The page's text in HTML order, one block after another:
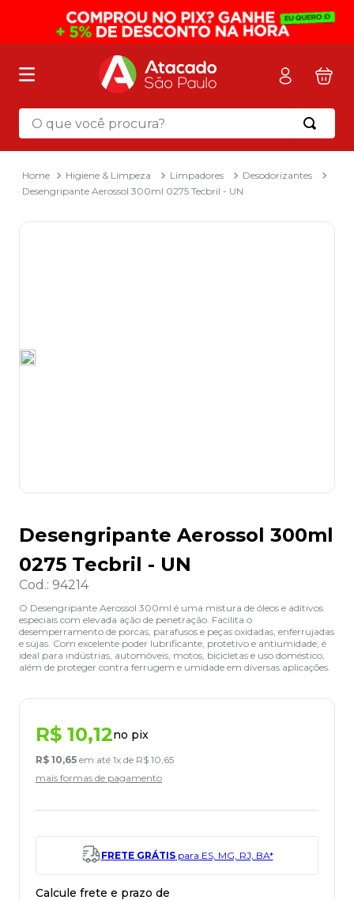
O que você procura?
Higiene & Limpeza Limpadores
Desodorizantes
Desengripante Aerossol 300ml 0275 Tecbril - UN
Desengripante Aerossol 300ml
0275 Tecbril - UN
Cod.: 94214
O Desengripante Aerossol 300ml é uma mistura de óleos e aditivos
especiais com elevada ação de penetração. Facilita o
desemperramento de porcas, parafusos e peças oxidadas, enferrujadas
e sujas. Com excelente poder lubrificante, protetivo e antiumidade, é
ideal para indústrias, automóveis, motos, bicicletas e uso doméstico,
além de proteger contra ferrugem e umidade em diversas aplicações.
R$ 10,12no pix
R$ 10,65 em até 1x de R$ 10,65
mais formas de pagamento
FRETE GRÁTISpara ES, MG, RJ, BA*
Termos mais buscados
mochila
2º sacola
3º mala
8